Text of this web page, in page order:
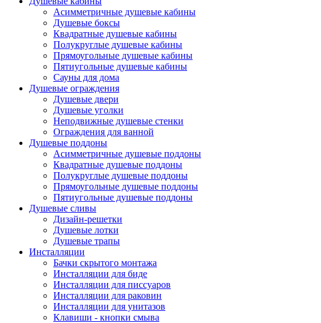
Асимметричные душевые кабины
Душевые боксы
Квадратные душевые кабины
Полукруглые душевые кабины
Прямоугольные душевые кабины
Пятиугольные душевые кабины
Сауны для дома
Душевые ограждения
Душевые двери
Душевые уголки
Неподвижные душевые стенки
Ограждения для ванной
Душевые поддоны
Асимметричные душевые поддоны
Квадратные душевые поддоны
Полукруглые душевые поддоны
Прямоугольные душевые поддоны
Пятиугольные душевые поддоны
Душевые сливы
Дизайн-решетки
Душевые лотки
Душевые трапы
Инсталляции
Бачки скрытого монтажа
Инсталляции для биде
Инсталляции для писсуаров
Инсталляции для раковин
Инсталляции для унитазов
Клавиши - кнопки смыва